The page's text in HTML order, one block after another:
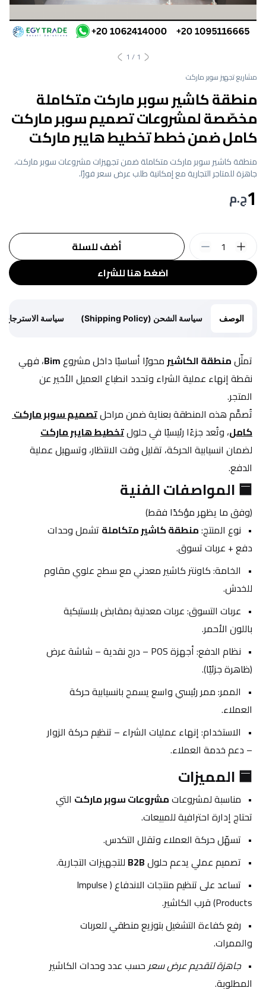
1
/
1
مشاريع تجهيز سوبر ماركت
منطقة كاشير سوبر ماركت متكاملة
مخصّصة لمشروعات تصميم سوبر ماركت
كامل ضمن خطط تخطيط هايبر ماركت
منطقة كاشير سوبر ماركت متكاملة ضمن تجهيزات مشروعات سوبر ماركت،
جاهزة للمتاجر التجارية مع إمكانية طلب عرض سعر فورًا.
1ج.م
اضغط هنا للشراء
أضف للسلة 1
الوصف سياسة الشحن (Shipping Policy) سياسة الاسترجاع (Return Policy)
تمثّل منطقة الكاشير محورًا أساسيًا داخل مشروع Bim
المتجر.
تُصمَّم هذه المنطقة بعناية ضمن مراحل
تصميم سوبر ماركت
كامل، وتُعد جزءًا رئيسيًا في حلول تخطيط هايبر ماركت
الدفع.
🟦 المواصفات الفنية
(وفق ما يظهر مؤكدًا فقط)
نوع المنتج: منطقة كاشير متكاملة
دفع + عربات تسوق.
للخدش.
باللون الأحمر.
(ظاهرة جزئيًا).
العملاء.
الاستخدام: إنهاء عمليات الشراء – تنظيم حركة الزوار
– دعم خدمة العملاء.
🟦 المميزات
مناسبة لمشروعات مشروعات سوبر ماركت
تحتاج إدارة احترافية للمبيعات.
تسهّل حركة العملاء وتقلل التكدس.
تصميم عملي يدعم حلول B2B للتجهيزات التجارية.
تساعد على تنظيم منتجات الاندفاع (Impulse
Products) قرب الكاشير.
والممرات.
جاهزة لتقديم عرض سعر
حسب عدد وحدات الكاشير
المطلوبة.